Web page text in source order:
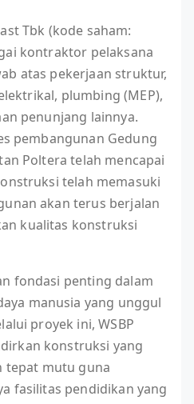
Tbk (kode saham:
kontraktor pelaksana
atas pekerjaan struktur,
plumbing (MEP),
penunjang lainnya.
pembangunan Gedung
Poltera telah mencapai
telah memasuki
akan terus berjalan
kualitas konstruksi
fondasi penting dalam
manusia yang unggul
proyek ini, WSBP
konstruksi yang
tepat mutu guna
fasilitas pendidikan yang